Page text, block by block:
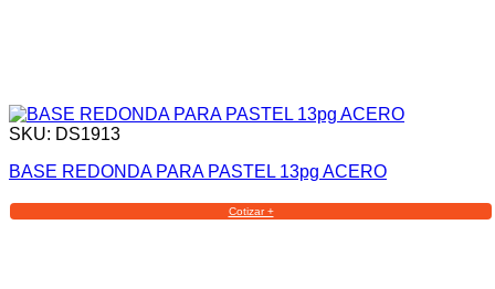
SKU: DS1913
BASE REDONDA PARA PASTEL 13pg ACERO
Cotizar +